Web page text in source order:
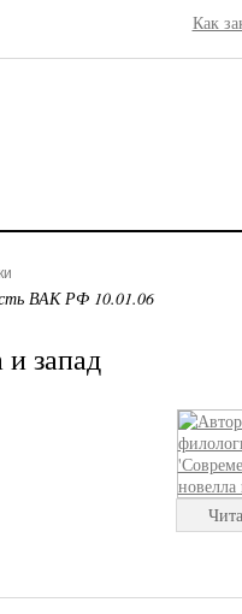
Как
ВАК РФ 10.01.06
запад